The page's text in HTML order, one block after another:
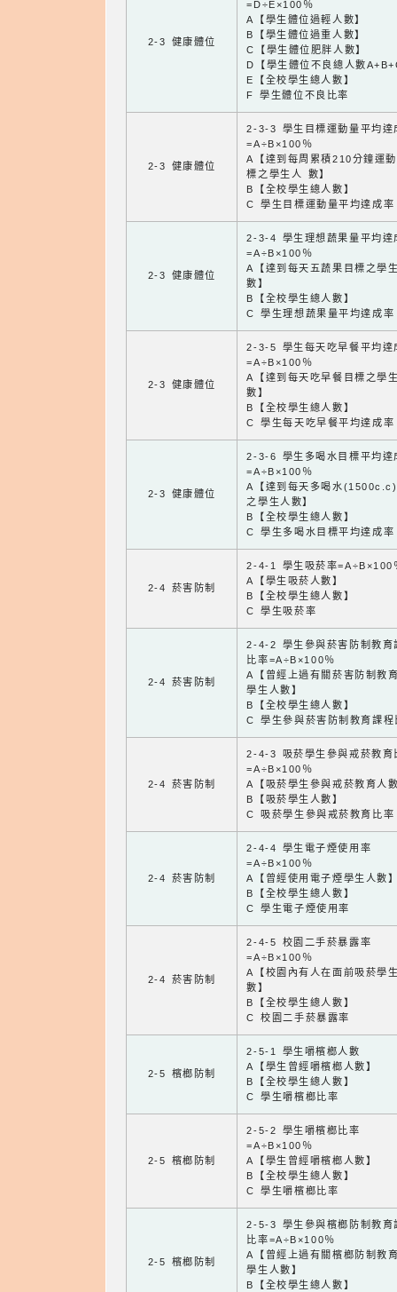
2-3 健康體位
=D÷E×100％
A【學生體位過輕人數】
B【學生體位過重人數】
C【學生體位肥胖人數】
D【學生體位不良總人數
E【全校學生總人數】
F 學生體位不良比率
2-3 健康體位
2-3-3 學生目標運動量平均達
=A÷B×100％
A【達到每周累積210分鐘運
標之學生人 數】
B【全校學生總人數】
C 學生目標運動量平均達成率
2-3 健康體位
2-3-4 學生理想蔬果量平均達
=A÷B×100％
A【達到每天五蔬果目標之學
數】
B【全校學生總人數】
C 學生理想蔬果量平均達成率
2-3 健康體位
2-3-5 學生每天吃早餐平均達
=A÷B×100％
A【達到每天吃早餐目標之學
數】
B【全校學生總人數】
C 學生每天吃早餐平均達成率
2-3 健康體位
2-3-6 學生多喝水目標平均達
=A÷B×100％
A【達到每天多喝水
之學生人數】
B【全校學生總人數】
C 學生多喝水目標平均達成率
2-4 菸害防制
2-4-1 學生吸菸率=A÷B×100
A【學生吸菸人數】
B【全校學生總人數】
C 學生吸菸率
2-4 菸害防制
2-4-2 學生參與菸害防制教育
比率=A÷B×100％
A【曾經上過有關菸害防制教
學生人數】
B【全校學生總人數】
C 學生參與菸害防制教育課程
2-4 菸害防制
2-4-3 吸菸學生參與戒菸教育
=A÷B×100％
A【吸菸學生參與戒菸教育人
B【吸菸學生人數】
C 吸菸學生參與戒菸教育比率
2-4 菸害防制
2-4-4 學生電子煙使用率
=A÷B×100％
A【曾經使用電子煙學生人數
B【全校學生總人數】
C 學生電子煙使用率
2-4 菸害防制
2-4-5 校園二手菸暴露率
=A÷B×100％
A【校園內有人在面前吸菸學
數】
B【全校學生總人數】
C 校園二手菸暴露率
2-5 檳榔防制
2-5-1 學生嚼檳榔人數
A【學生曾經嚼檳榔人數】
B【全校學生總人數】
C 學生嚼檳榔比率
2-5 檳榔防制
2-5-2 學生嚼檳榔比率
=A÷B×100％
A【學生曾經嚼檳榔人數】
B【全校學生總人數】
C 學生嚼檳榔比率
2-5 檳榔防制
2-5-3 學生參與檳榔防制教育
比率=A÷B×100％
A【曾經上過有關檳榔防制教
學生人數】
B【全校學生總人數】